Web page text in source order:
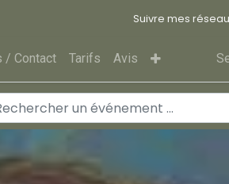
Suivre mes
/ Contact Tarifs Avis